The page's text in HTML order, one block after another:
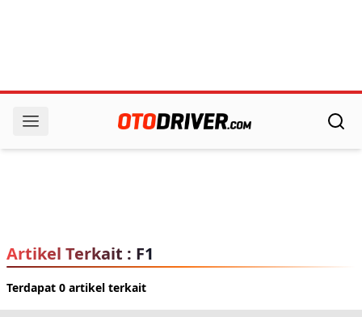
Artikel Terkait : F1
Terdapat 0 artikel terkait